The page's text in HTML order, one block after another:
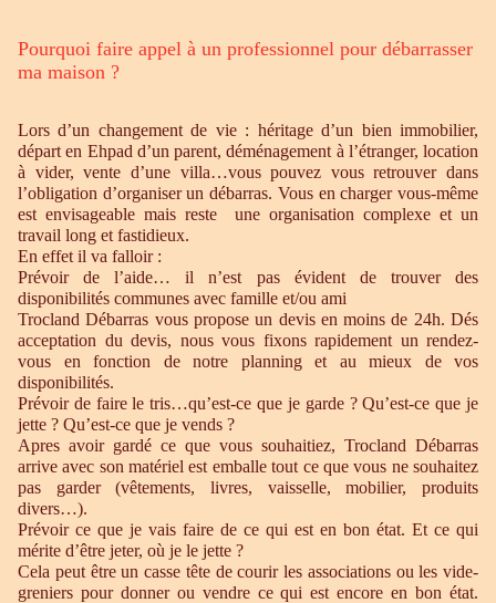
Pourquoi faire appel à un professionnel pour débarrasser
ma maison ?
Lors d’un changement de vie : héritage d’un bien immobilier,
départ en Ehpad d’un parent, déménagement à l’étranger, location
à vider, vente d’une villa…vous pouvez vous retrouver dans
l’obligation d’organiser un débarras. Vous en charger vous-même
est envisageable mais reste une organisation complexe et un
travail long et fastidieux.
En effet il va falloir :
Prévoir de l’aide… il n’est pas évident de trouver des
disponibilités communes avec famille et/ou ami
Trocland Débarras vous propose un devis en moins de 24h. Dés
acceptation du devis, nous vous fixons rapidement un rendez-
vous en fonction de notre planning et au mieux de vos
disponibilités.
Prévoir de faire le tris…qu’est-ce que je garde ? Qu’est-ce que je
jette ? Qu’est-ce que je vends ?
Apres avoir gardé ce que vous souhaitiez, Trocland Débarras
arrive avec son matériel est emballe tout ce que vous ne souhaitez
pas garder (vêtements, livres, vaisselle, mobilier, produits
divers…).
Prévoir ce que je vais faire de ce qui est en bon état. Et ce qui
mérite d’être jeter, où je le jette ?
Cela peut être un casse tête de courir les associations ou les vide-
greniers pour donner ou vendre ce qui est encore en bon état.